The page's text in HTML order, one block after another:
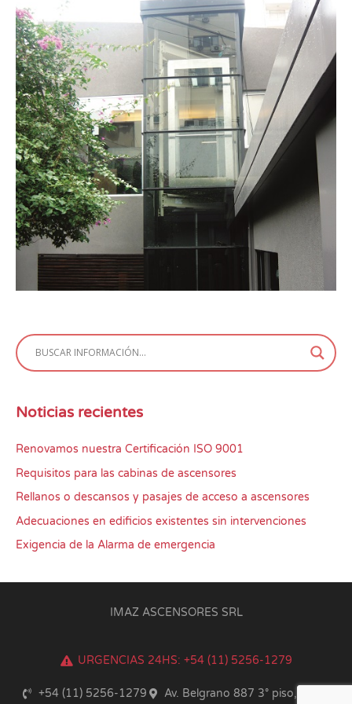
Noticias recientes
Renovamos nuestra Certificación ISO 9001
Requisitos para las cabinas de ascensores
Rellanos o descansos y pasajes de acceso a ascensores
Adecuaciones en edificios existentes sin intervenciones
Exigencia de la Alarma de emergencia
IMAZ ASCENSORES SRL
URGENCIAS 24HS: +54 (11) 5256-1279
+54 (11) 5256-1279 Av. Belgrano 887 3° piso, CABA